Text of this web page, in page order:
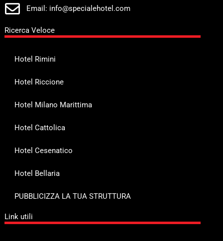
Email: info@specialehotel.com
Ricerca Veloce
Hotel Rimini
Hotel Riccione
Hotel Milano Marittima
Hotel Cattolica
Hotel Cesenatico
Hotel Bellaria
PUBBLICIZZA LA TUA STRUTTURA
Link utili